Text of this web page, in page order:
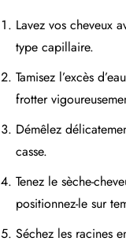
Lavez vos cheveux
type capillaire.
Tamisez l’excès
frotter
Démêlez
casse.
Tenez le sèche-
positionnez-le sur
Séchez les racines